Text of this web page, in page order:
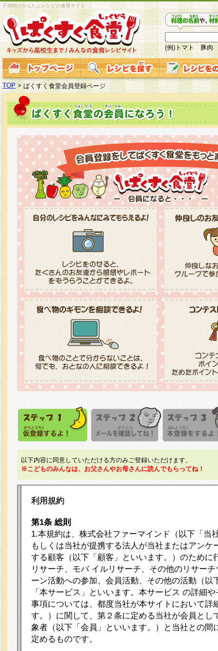
子供向けかんたんレシピの食育サイト
(例)トマト 豚肉
TOP > ぱくすく食堂会員登録ページ
以下内容に同意していただける方のみご登録いただけます。
※こどものみんなは、お父さんやお母さんに読んでもらってね！
利用規約
第1条 総則
1.本規約は、株式会社ファーマインド（以下「当
もしくは当社が提携する法人が当社またはアンケ
する顧客（以下「顧客」といいます。）のために
リサーチ、モバ イルリサーチ、その他のリサー
ーン活動への参加、会員活動、その他の活動（以
「本サービス」といいます。本サービス の詳細
事項については、都度当社が本サイトにおいて詳
す。）に関して、第２条に定める当社が会員とし
象者（以下「会員」といいます。）と当社との間
定めるものです。